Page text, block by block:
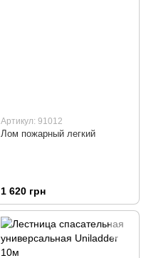
Артикул: 91012
Лом пожарный легкий
1 620 грн